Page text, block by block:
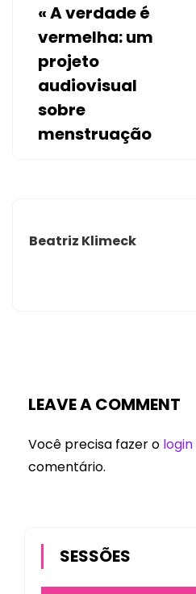
«A verdade é
vermelha: um
projeto
audiovisual
sobre
menstruação
Beatriz Klimeck
LEAVE A COMMENT
Você precisa fazer o login
comentário.
SESSÕES